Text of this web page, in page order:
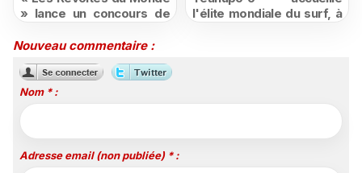
» lance un concours de
jeunes ultramarins
l'élite mondiale du surf, à
Nouveau commentaire :
Nom * :
Adresse email (non publiée) * :